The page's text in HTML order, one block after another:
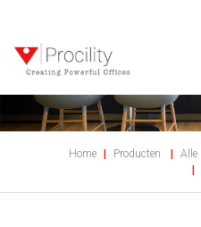
Home Producten Alle